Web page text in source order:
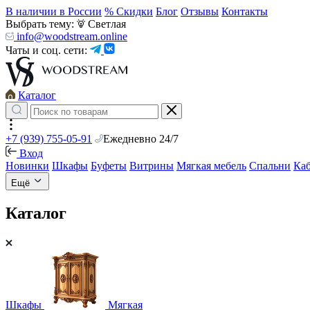
В наличии в России % Скидки Блог Отзывы Контакты
Выбрать тему:
Светлая
info@woodstream.online
Чаты и соц. сети:
Каталог
+7 (939) 755-05-91
Ежедневно 24/7
Вход
Новинки Шкафы Буфеты Витрины Мягкая мебель Спальни
Ещё
Каталог
Шкафы Мягкая